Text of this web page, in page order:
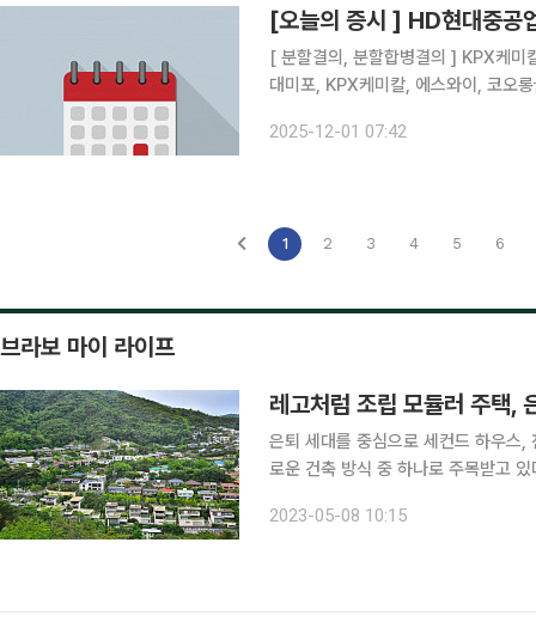
[오늘의 증시 ] HD현대중공
[ 분할결의, 분할합병결의 ] KPX케
대미포, KPX케미칼, 에스와이, 코오롱글로벌, 위메
2025-12-01 07:42
1 2 3 4 5 6
브라보 마이 라이프
레고처럼 조립 모듈러 주택,
은퇴 세대를 중심으로 세컨드 하우스,
로운 건축 방식 중 하나로 주목받고 있다. 모듈러 건축은 주요 구조물을 포함해 전기·수도
레고 블록을 끼워 맞추듯 조립할 수 있
2023-05-08 10:15